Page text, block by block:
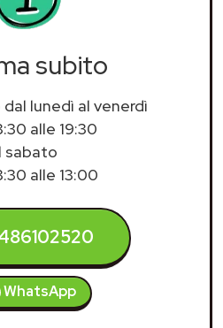
subito
lunedì al venerdì
alle 19:30
sabato
alle 13:00
WhatsApp